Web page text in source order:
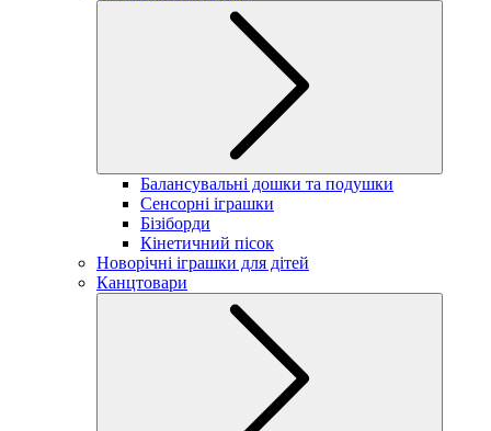
Балансувальні дошки та подушки
Сенсорні іграшки
Бізіборди
Кінетичний пісок
Новорічні іграшки для дітей
Канцтовари